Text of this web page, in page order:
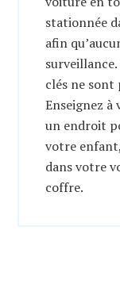
stationnée
afin
surveillance.
clés ne sont
Enseignez à
un endroit
votre
dans votre
coffre.